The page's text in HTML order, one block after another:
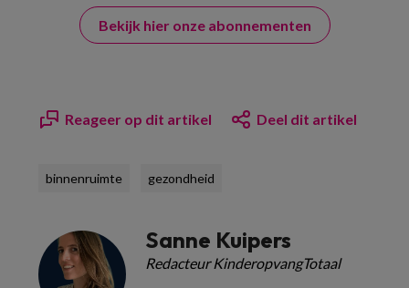
Bekijk hier onze abonnementen
Reageer op dit artikel Deel dit artikel
binnenruimte gezondheid
Sanne Kuipers
Redacteur KinderopvangTotaal